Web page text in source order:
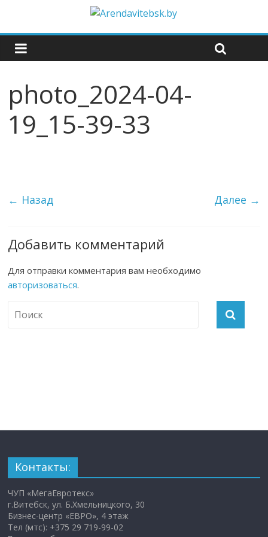
photo_2024-04-
19_15-39-33
← Назад Далее →
Добавить комментарий
Для отправки комментария вам необходимо
авторизоваться.
Контакты:
ЧУП «МегаЕвротекс»
г.Витебск, ул. Б.Хмельницкого, 30
Бизнес-центр «ЕВРО», 4 этаж
Тел (мтс): +375 29 719-99-02